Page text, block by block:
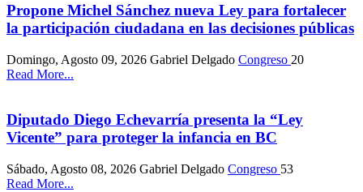
Propone Michel Sánchez nueva Ley para fortalecer
la participación ciudadana en las decisiones públicas
Domingo, Agosto 09, 2026 Gabriel Delgado Congreso 20
Read More...
Diputado Diego Echevarría presenta la “Ley
Vicente” para proteger la infancia en BC
Sábado, Agosto 08, 2026 Gabriel Delgado Congreso 53
Read More...